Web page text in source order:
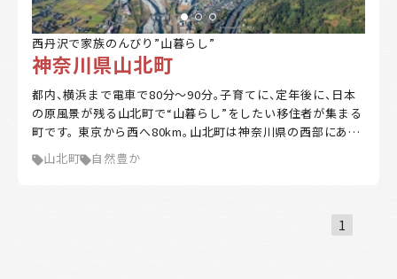
交通が便利
都市近郊
支援制度
家賃補助
住宅購入補助
リフォーム補助
移住補助
起業補助
キーワード
西丹沢で家族のんびり”山暮らし”
神奈川県山北町
都内、横浜まで電車で80分～90分。子育てに、定年後に、日本
の原風景が残る山北町で“山暮らし”をしたい移住者が集まる
町です。 東京から西へ80km。山北町は神奈川県の西部にあ
る、緑深い丹沢の山々に抱かれたまち。町の9割は丹沢山塊。
雄大な山々、美しい湖、雄大な富士山の景観、清らかな流れ。
いうライフスタイルをかなえた移住者もいます。カフェを開
山北町 自然豊か
1